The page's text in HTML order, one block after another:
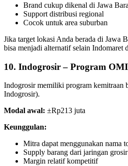
Brand cukup dikenal di Jawa
Support distribusi regional
Cocok untuk area suburban
Jika target lokasi Anda berada di Jawa
bisa menjadi alternatif selain Indomaret
10. Indogrosir – Program OMI
Indogrosir memiliki program kemitraan
Indogrosir).
Modal awal: ±Rp213 juta
Keunggulan:
Mitra dapat menggunakan nama
Supply barang dari jaringan
Margin relatif kompetitif